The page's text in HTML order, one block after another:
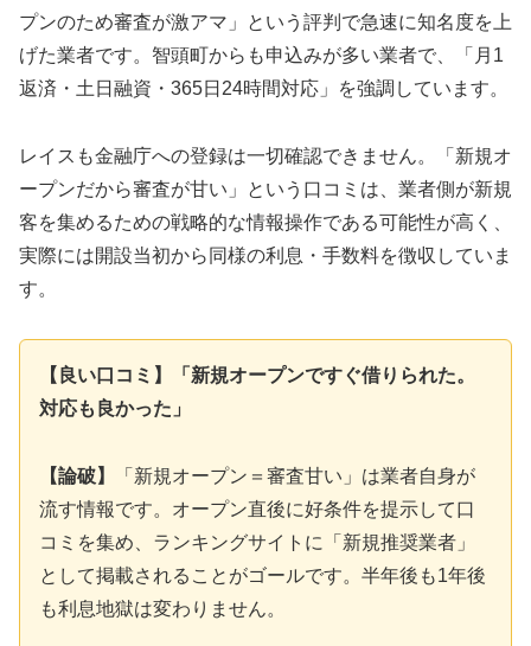
プンのため審査が激アマ」という評判で急速に知名度を上
げた業者です。智頭町からも申込みが多い業者で、「月1
返済・土日融資・365日24時間対応」を強調しています。
レイスも金融庁への登録は一切確認できません。「新規オ
ープンだから審査が甘い」という口コミは、業者側が新規
客を集めるための戦略的な情報操作である可能性が高く、
実際には開設当初から同様の利息・手数料を徴収していま
す。
【良い口コミ】「新規オープンですぐ借りられた。
対応も良かった」
【論破】
「新規オープン＝審査甘い」は業者自身が
流す情報です。オープン直後に好条件を提示して口
コミを集め、ランキングサイトに「新規推奨業者」
として掲載されることがゴールです。半年後も1年後
も利息地獄は変わりません。